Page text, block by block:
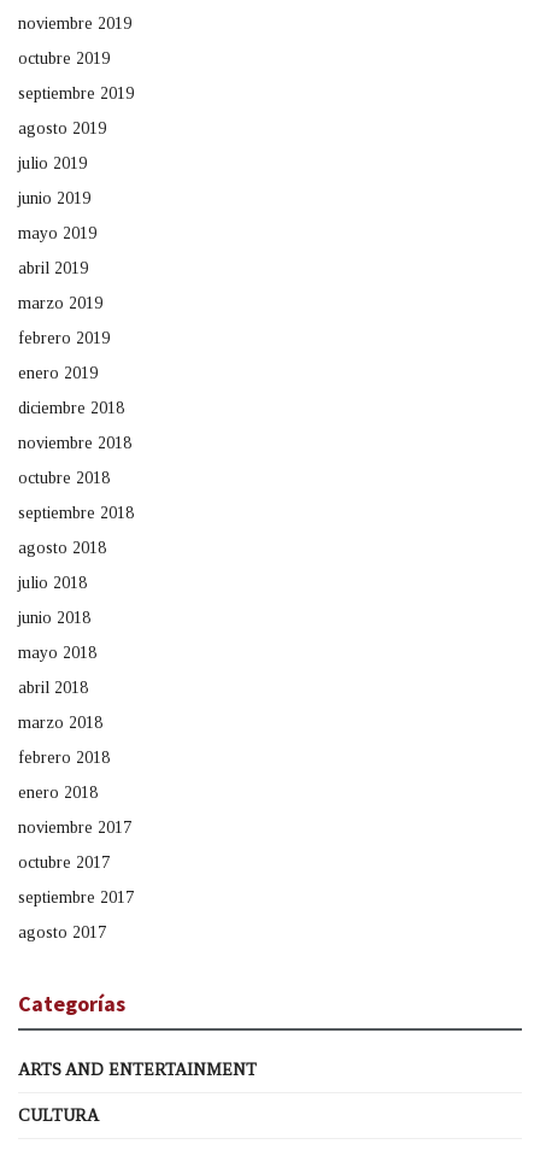
noviembre 2019
octubre 2019
septiembre 2019
agosto 2019
julio 2019
junio 2019
mayo 2019
abril 2019
marzo 2019
febrero 2019
enero 2019
diciembre 2018
noviembre 2018
octubre 2018
septiembre 2018
agosto 2018
julio 2018
junio 2018
mayo 2018
abril 2018
marzo 2018
febrero 2018
enero 2018
noviembre 2017
octubre 2017
septiembre 2017
agosto 2017
Categorías
ARTS AND ENTERTAINMENT
CULTURA